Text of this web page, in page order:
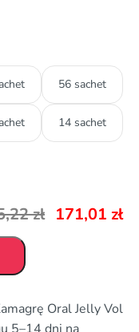
56 sachet
14 sachet
zł 171,01 zł
Oral Jelly Vol